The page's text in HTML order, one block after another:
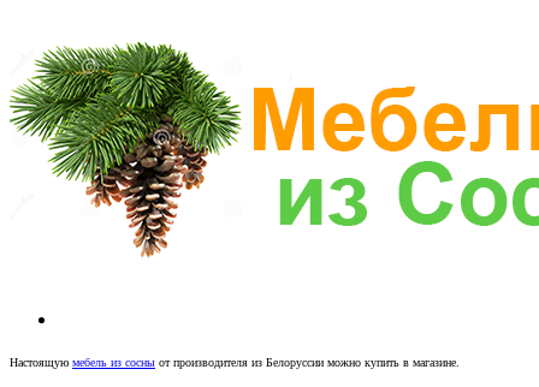
Настоящую мебель из сосны от производителя из Белоруссии можно купить в магазине.